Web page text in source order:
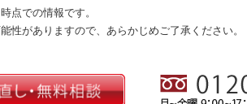
点での情報です。
性がありますので、あらかじめご了承ください。